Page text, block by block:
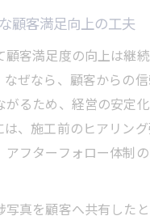
顧客満足向上の工夫
客満足度の向上は継
ぜなら、顧客からの
がるため、経営の安定
は、施工前のヒアリン
アフターフォロー体制
写真を顧客へ共有した